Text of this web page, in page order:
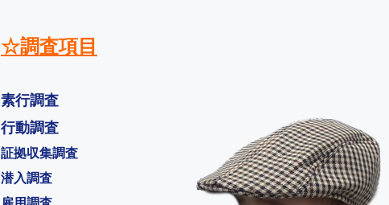
☆調査項目
素行調査
行動調査
証拠収集調査
潜入調査